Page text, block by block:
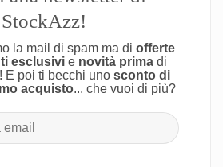
StockAzz!
la mail di spam ma di offerte
esclusivie novità primadi
E poi ti becchi uno sconto di
acquisto... che vuoi di più?